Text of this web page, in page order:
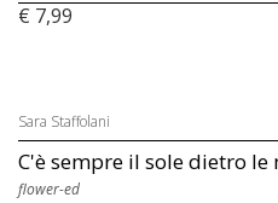
€ 7,99
Sara Staffolani
C'è sempre il sole dietro le
flower-ed